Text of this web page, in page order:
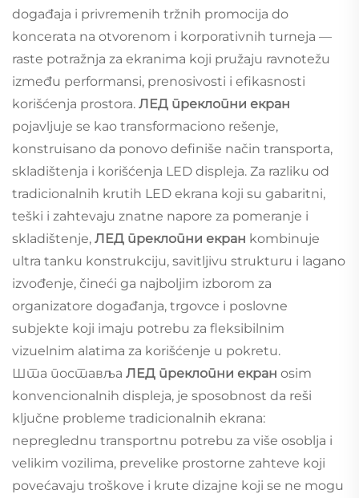
događaja i privremenih tržnih promocija do
koncerata na otvorenom i korporativnih turneja —
raste potražnja za ekranima koji pružaju ravnotežu
između performansi, prenosivosti i efikasnosti
korišćenja prostora. ЛЕД преклопни екран
pojavljuje se kao transformaciono rešenje,
konstruisano da ponovo definiše način transporta,
skladištenja i korišćenja LED displeja. Za razliku od
tradicionalnih krutih LED ekrana koji su gabaritni,
teški i zahtevaju znatne napore za pomeranje i
skladištenje, ЛЕД преклопни екран kombinuje
ultra tanku konstrukciju, savitljivu strukturu i lagano
izvođenje, čineći ga najboljim izborom za
organizatore događanja, trgovce i poslovne
subjekte koji imaju potrebu za fleksibilnim
vizuelnim alatima za korišćenje u pokretu.
Шта поставља ЛЕД преклопни екран osim
konvencionalnih displeja, je sposobnost da reši
ključne probleme tradicionalnih ekrana:
nepreglednu transportnu potrebu za više osoblja i
velikim vozilima, prevelike prostorne zahteve koji
povećavaju troškove i krute dizajne koji se ne mogu